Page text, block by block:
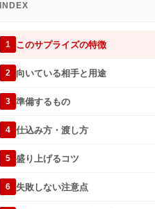
INDEX
1 このサプライズの特徴
2 向いている相手と用途
3 準備するもの
4 仕込み方・渡し方
5 盛り上げるコツ
6 失敗しない注意点